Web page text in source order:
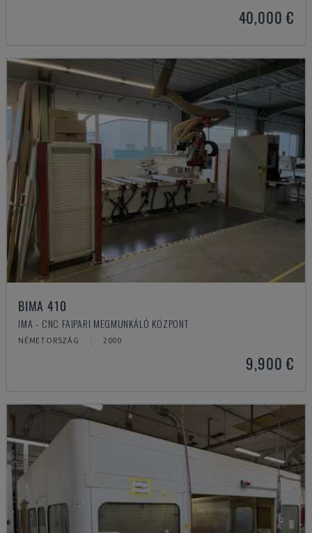
40,000 €
BIMA 410
IMA - CNC FAIPARI MEGMUNKÁLÓ KÖZPONT
NÉMETORSZÁG 2000
9,900 €